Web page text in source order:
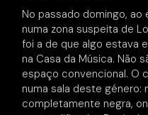
No passado domingo, ao
numa zona suspeita de
foi a de que algo estava
na Casa da Música. Não
espaço convencional. O
numa sala deste género:
completamente negra,